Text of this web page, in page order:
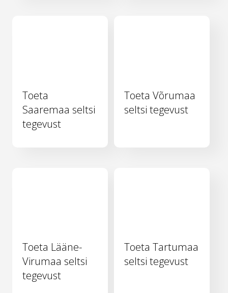
Toeta
Saaremaa seltsi
tegevust
Toeta Võrumaa
seltsi tegevust
Toeta Lääne-
Virumaa seltsi
tegevust
Toeta Tartumaa
seltsi tegevust